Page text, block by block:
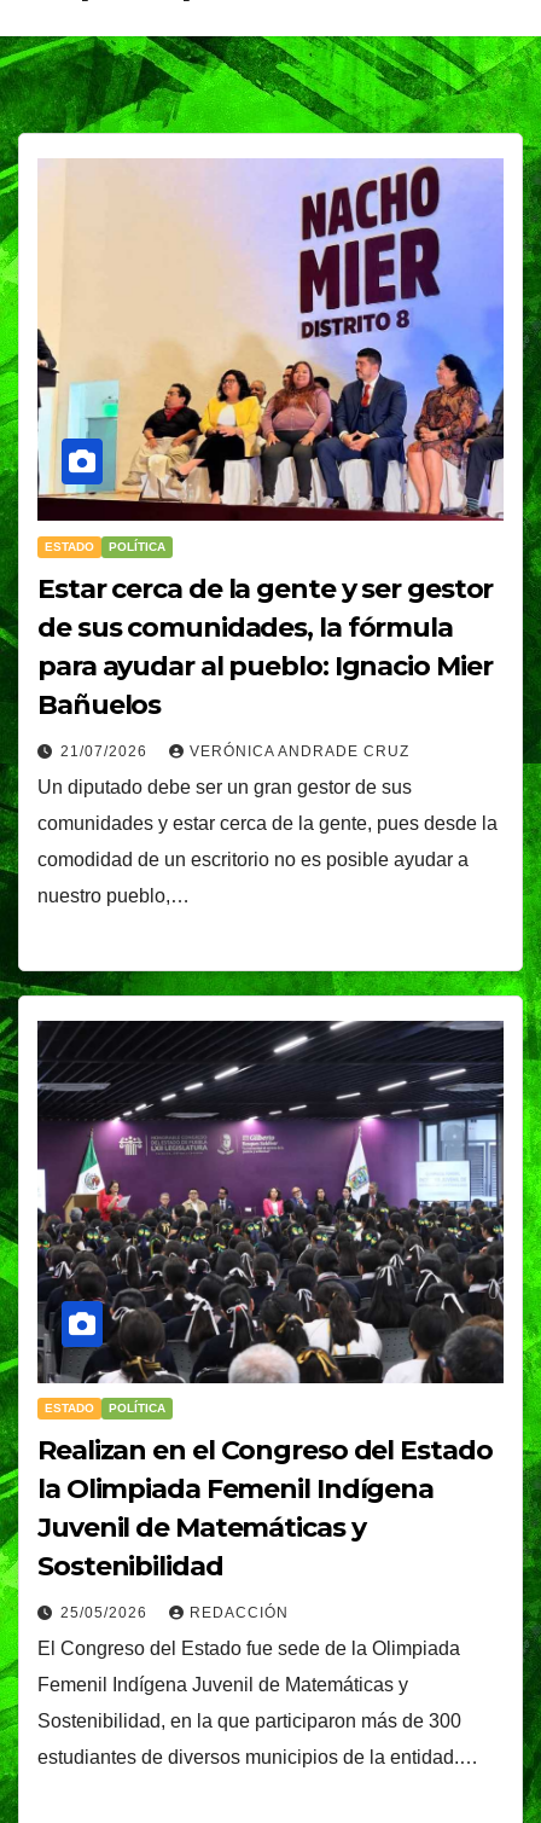
ESTADO POLÍTICA
Estar cerca de la gente y ser gestor
de sus comunidades, la fórmula
para ayudar al pueblo: Ignacio Mier
Bañuelos
21/07/2026 VERÓNICA ANDRADE CRUZ
Un diputado debe ser un gran gestor de sus
comunidades y estar cerca de la gente, pues desde la
comodidad de un escritorio no es posible ayudar a
nuestro pueblo,…
ESTADO POLÍTICA
Realizan en el Congreso del Estado
la Olimpiada Femenil Indígena
Juvenil de Matemáticas y
Sostenibilidad
25/05/2026 REDACCIÓN
El Congreso del Estado fue sede de la Olimpiada
Femenil Indígena Juvenil de Matemáticas y
Sostenibilidad, en la que participaron más de 300
estudiantes de diversos municipios de la entidad.…